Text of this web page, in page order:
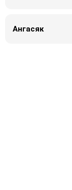
Ангасяк